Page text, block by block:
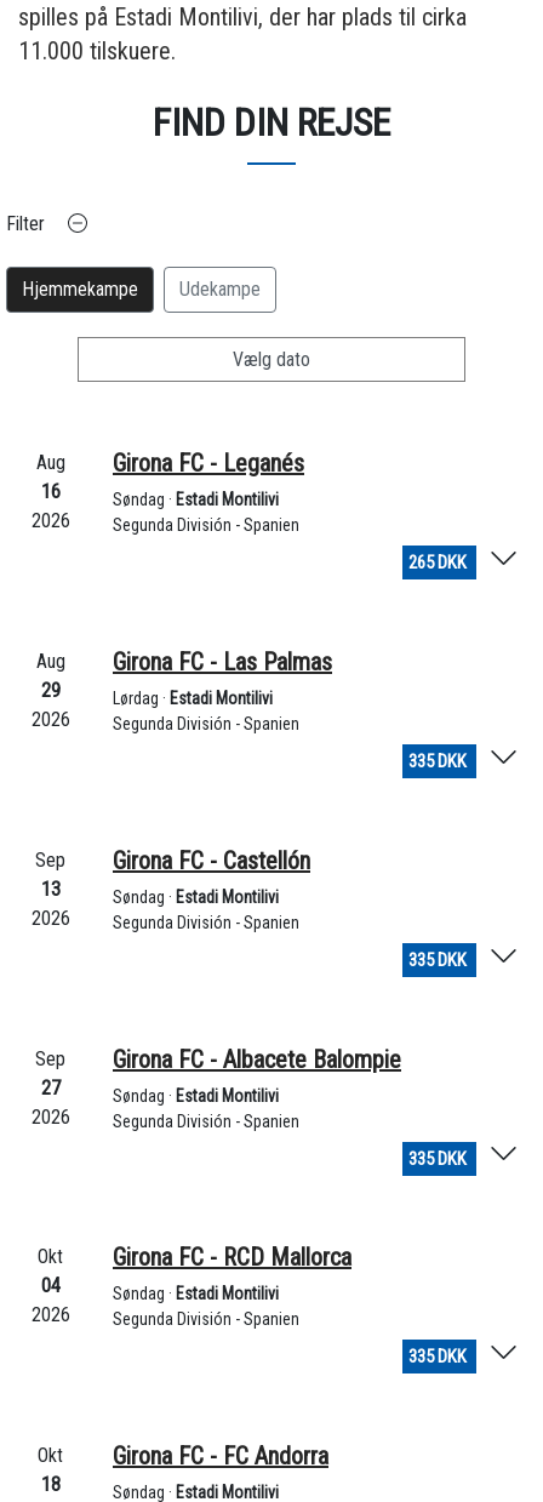
spilles på Estadi Montilivi, der har plads til cirka
11.000 tilskuere.